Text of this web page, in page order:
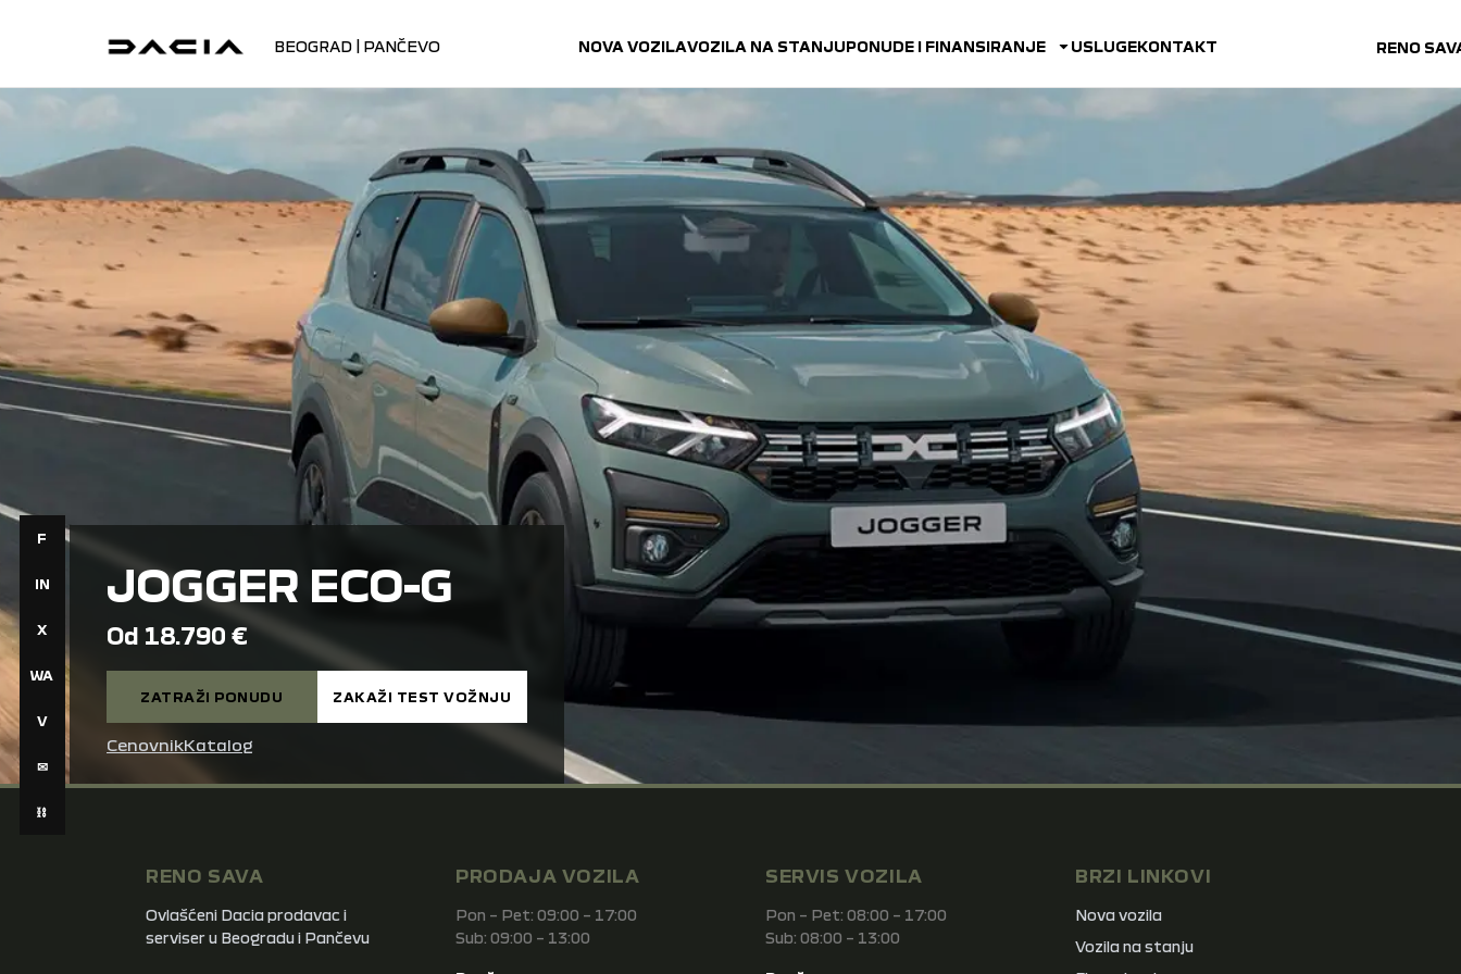
BEOGRAD | PANČEVO NOVA VOZILAVOZILA NA STANJUPONUDE I FINANSIRANJE USLUGEKONTAKT RENO
JOGGER ECO-G
Od 18.790 €
ZATRAŽI PONUDU ZAKAŽI TEST VOŽNJU
CenovnikKatalog
RENO SAVA
Ovlašćeni Dacia prodavac i
serviser u Beogradu i Pančevu
PRODAJA VOZILA
Pon – Pet: 09:00 – 17:00
Sub: 09:00 – 13:00
SERVIS VOZILA
Pon – Pet: 08:00 – 17:00
Sub: 08:00 – 13:00
BRZI LINKOVI
Nova vozila
Vozila na stanju
F
IN
X
WA
V
✉
⛓